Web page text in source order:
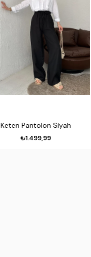
Keten Pantolon Siyah
₺1.499,99